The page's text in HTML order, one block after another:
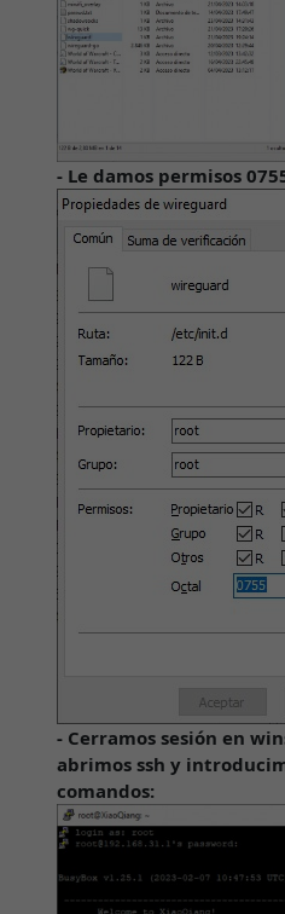
- Le damos permisos
- Cerramos sesión en
abrimos ssh y
comandos: